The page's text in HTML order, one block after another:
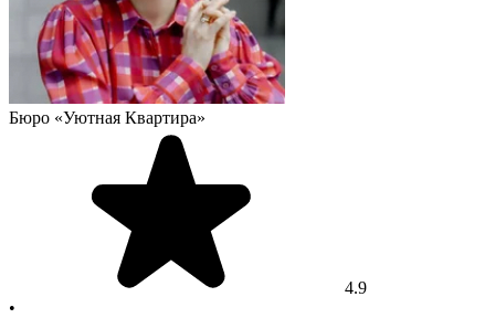
Бюро «Уютная Квартира»
4.9
•